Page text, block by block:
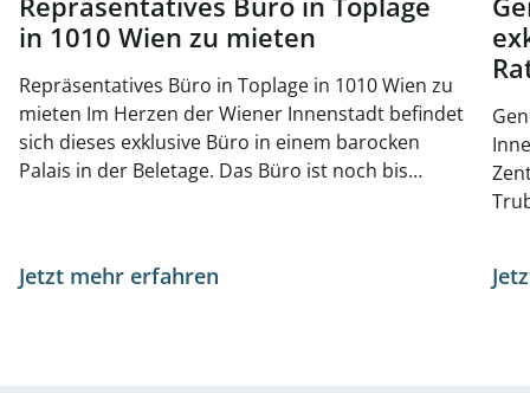
in 1010 Wien zu mieten
Repräsentatives Büro in Toplage in 1010 Wien zu
mieten Im Herzen der Wiener Innenstadt befindet
sich dieses exklusive Büro in einem barocken
Palais in der Beletage. Das Büro ist noch bis
141 m², welche zusätzlich angemietet werden
Jetzt mehr erfahren
das